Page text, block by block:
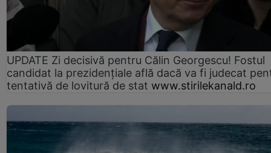
UPDATE Zi decisivă pentru Călin Georgescu! Fostul
candidat la prezidențiale află dacă va fi judecat
tentativă de lovitură de stat www.stirilekanald.ro